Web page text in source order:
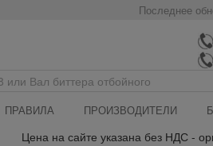
Последнее
ПРАВИЛА ПРОИЗВОДИТЕЛИ
Цена на сайте указана без НДС -